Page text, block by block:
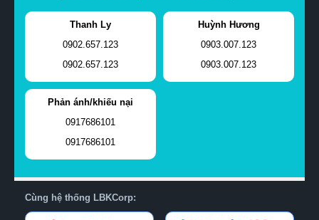
Thanh Ly
0902.657.123
0902.657.123
Huỳnh Hương
0903.007.123
0903.007.123
Phản ánh/khiếu nại
0917686101
0917686101
Cùng hệ thống LBKCorp: